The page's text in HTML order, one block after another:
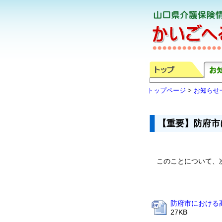
トップページ > お知らせ
【重要】防府
このことについて、
防府市における
27KB